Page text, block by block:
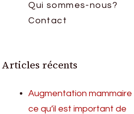
Qui sommes-nous?
Contact
Articles récents
Augmentation mammaire
ce qu’il est important de